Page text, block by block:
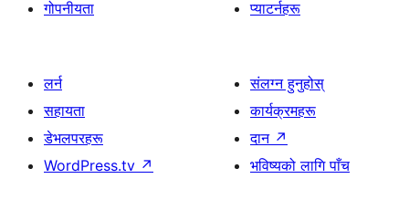
गोपनीयता
प्याटर्नहरू
लर्न
सहायता
डेभलपरहरू
WordPress.tv ↗
संलग्न हुनुहोस्
कार्यक्रमहरू
दान ↗
भविष्यको लागि पाँच